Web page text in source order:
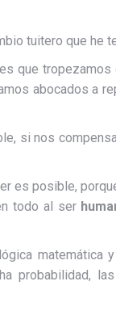
tuitero que he
que
abocados a
si nos
es posible,
todo al ser
matemática
probabilidad,